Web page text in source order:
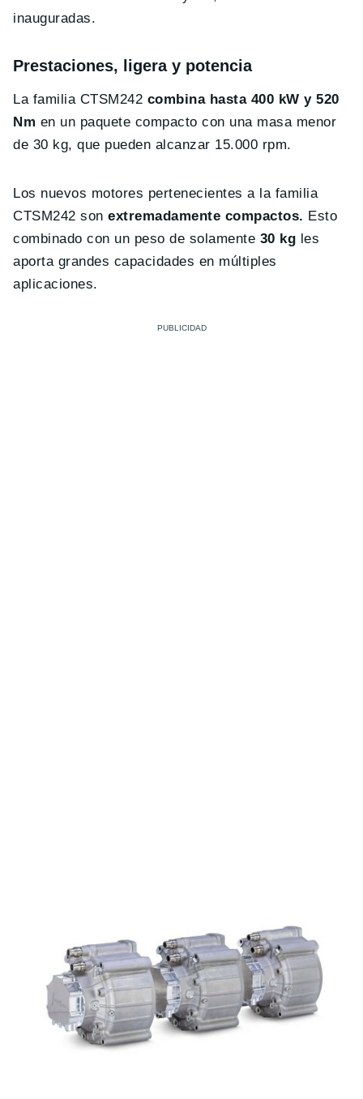
inauguradas.
Prestaciones, ligera y potencia
La familia CTSM242 combina hasta 400 kW y 520
Nm en un paquete compacto con una masa menor
de 30 kg, que pueden alcanzar 15.000 rpm.
Los nuevos motores pertenecientes a la familia
CTSM242 sonextremadamente compactos. Esto
combinado con un peso de solamente 30 kg les
aporta grandes capacidades en múltiples
aplicaciones.